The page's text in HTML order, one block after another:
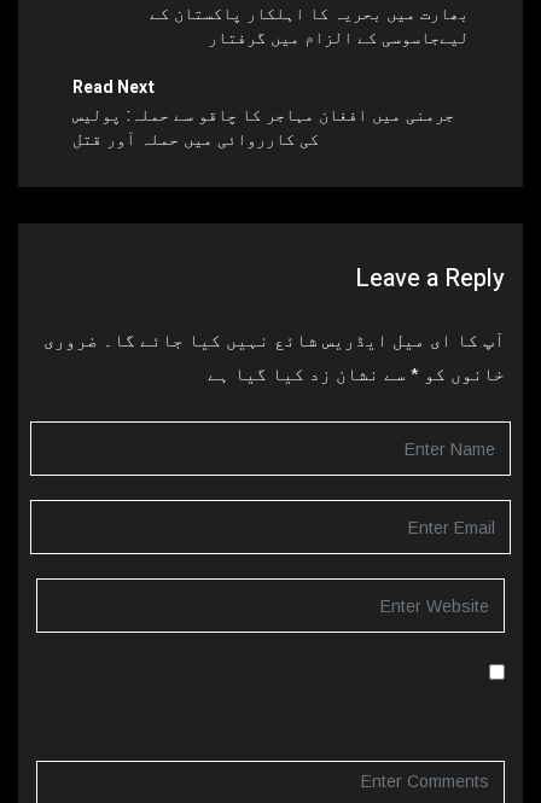
بھارت میں بحریہ کا اہلکار پاکستان کے
لیےجاسوسی کے الزام میں گرفتار
Read Next
جرمنی میں افغان مہاجر کا چاقو سے حملہ: پولیس
کی کارروائی میں حملہ آور قتل
Leave a Reply
آپ کا ای میل ایڈریس شائع نہیں کیا جائے گا۔
ضروری
خانوں کو * سے نشان زد کیا گیا ہے